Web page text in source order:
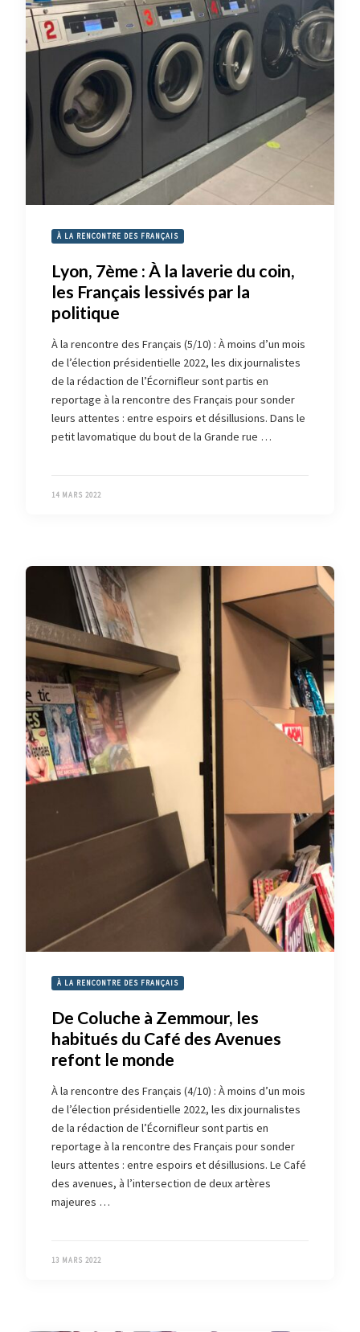
À LA RENCONTRE DES FRANÇAIS
Lyon, 7ème : À la laverie du coin,
les Français lessivés par la
politique
À la rencontre des Français (5/10) : À moins d’un mois
de l’élection présidentielle 2022, les dix journalistes
de la rédaction de l’Écornifleur sont partis en
reportage à la rencontre des Français pour sonder
leurs attentes : entre espoirs et désillusions. Dans le
petit lavomatique du bout de la Grande rue …
14 MARS 2022
À LA RENCONTRE DES FRANÇAIS
De Coluche à Zemmour, les
habitués du Café des Avenues
refont le monde
À la rencontre des Français (4/10) : À moins d’un mois
de l’élection présidentielle 2022, les dix journalistes
de la rédaction de l’Écornifleur sont partis en
reportage à la rencontre des Français pour sonder
leurs attentes : entre espoirs et désillusions. Le Café
des avenues, à l’intersection de deux artères
majeures …
13 MARS 2022